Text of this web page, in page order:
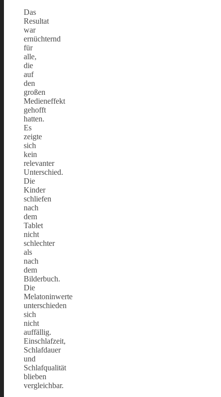
Das
Resultat
war
ernüchternd
für
alle,
die
auf
den
großen
Medieneffekt
gehofft
hatten.
Es
zeigte
sich
kein
relevanter
Unterschied.
Die
Kinder
schliefen
nach
dem
Tablet
nicht
schlechter
als
nach
dem
Bilderbuch.
Die
Melatoninwerte
unterschieden
sich
nicht
auffällig.
Einschlafzeit,
Schlafdauer
und
Schlafqualität
blieben
vergleichbar.